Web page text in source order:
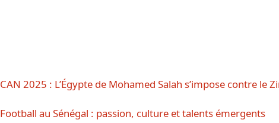
CAN 2025 : L’Égypte de Mohamed Salah s’impose contre le
Football au Sénégal : passion, culture et talents émergents